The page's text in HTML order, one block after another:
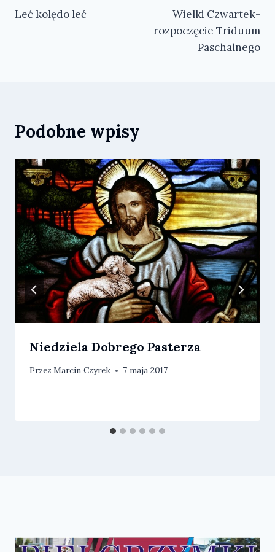
wpisu
Leć kolędo leć
Wielki Czwartek-
rozpoczęcie Triduum
Paschalnego
Podobne wpisy
Niedziela Dobrego Pasterza
Przez Marcin Czyrek 7 maja 2017